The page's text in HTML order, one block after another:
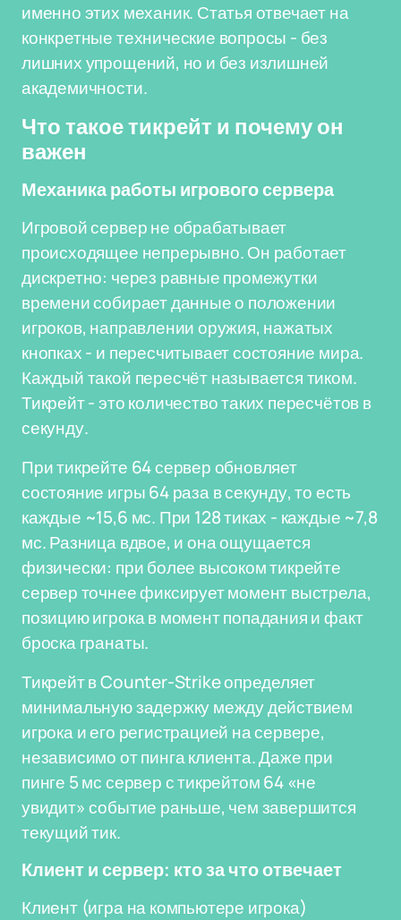
именно этих механик. Статья отвечает на
конкретные технические вопросы - без
лишних упрощений, но и без излишней
академичности.
Что такое тикрейт и почему он
важен
Механика работы игрового сервера
Игровой сервер не обрабатывает
происходящее непрерывно. Он работает
дискретно: через равные промежутки
времени собирает данные о положении
игроков, направлении оружия, нажатых
кнопках - и пересчитывает состояние мира.
Каждый такой пересчёт называется тиком.
Тикрейт - это количество таких пересчётов в
секунду.
При тикрейте 64 сервер обновляет
состояние игры 64 раза в секунду, то есть
каждые ~15,6 мс. При 128 тиках - каждые ~7,8
мс. Разница вдвое, и она ощущается
физически: при более высоком тикрейте
сервер точнее фиксирует момент выстрела,
позицию игрока в момент попадания и факт
броска гранаты.
Тикрейт в Counter-Strike определяет
минимальную задержку между действием
игрока и его регистрацией на сервере,
независимо от пинга клиента. Даже при
пинге 5 мс сервер с тикрейтом 64 «не
увидит» событие раньше, чем завершится
текущий тик.
Клиент и сервер: кто за что отвечает
Клиент (игра на компьютере игрока)